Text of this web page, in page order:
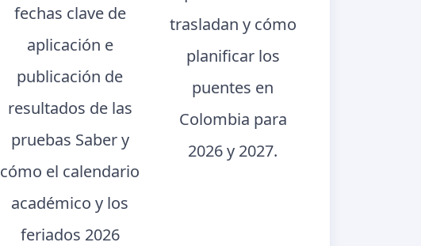
fechas clave de
aplicación e
publicación de
resultados de las
pruebas Saber y
cómo el calendario
académico y los
feriados 2026
trasladan y cómo
planificar los
puentes en
Colombia para
2026 y 2027.